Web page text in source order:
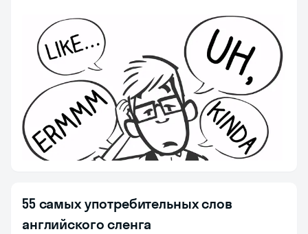
55 самых употребительных слов
английского сленга